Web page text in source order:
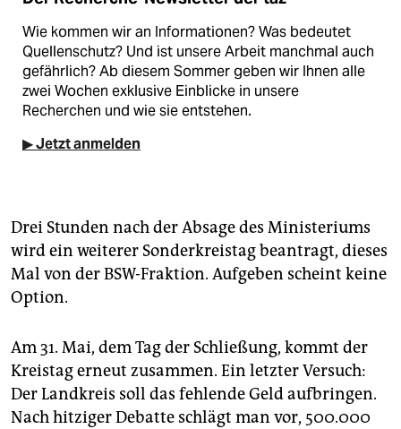
Wie kommen wir an Informationen? Was bedeutet
Quellenschutz? Und ist unsere Arbeit manchmal auch
gefährlich? Ab diesem Sommer geben wir Ihnen alle
zwei Wochen exklusive Einblicke in unsere
Recherchen und wie sie entstehen.
▶ Jetzt anmelden
Drei Stunden nach der Absage des Ministeriums
wird ein weiterer Sonderkreistag beantragt, dieses
Mal von der BSW-Fraktion. Aufgeben scheint keine
Option.
Am 31. Mai, dem Tag der Schließung, kommt der
Kreistag erneut zusammen. Ein letzter Versuch:
Der Landkreis soll das fehlende Geld aufbringen.
Nach hitziger Debatte schlägt man vor, 500.000